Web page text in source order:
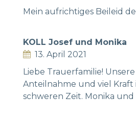
Mein aufrichtiges Beileid
KOLL Josef und Monika
13. April 2021
Liebe Trauerfamilie!
Anteilnahme und viel Kraft
schweren Zeit. Monika und